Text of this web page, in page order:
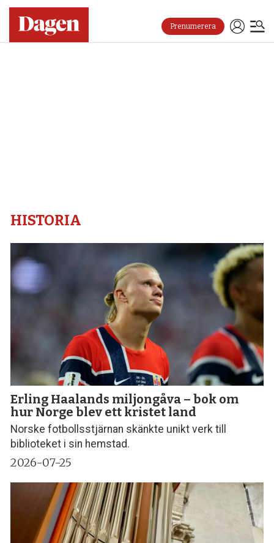
Prenumerera
HISTORIA
Erling Haalands miljongåva – bok om
hur Norge blev ett kristet land
Norske fotbollsstjärnan skänkte unikt verk till
biblioteket i sin hemstad.
2026-07-25